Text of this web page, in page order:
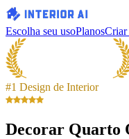
Escolha seu usoPlanosCriar
#1 Design de Interior
Decorar Quarto